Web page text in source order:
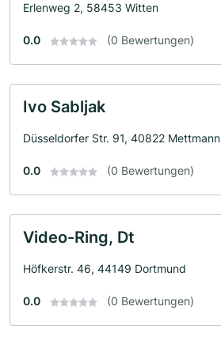
Erlenweg 2, 58453 Witten
0.0 (0 Bewertungen)
Ivo Sabljak
Düsseldorfer Str. 91, 40822 Mettmann
0.0 (0 Bewertungen)
Video-Ring, Dt
Höfkerstr. 46, 44149 Dortmund
0.0 (0 Bewertungen)